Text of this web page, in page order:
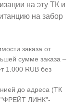
на эту ТК и
на забор
заказа от
сумме заказа –
1.000 RUB без
до адреса (ТК
"ФРЕЙТ ЛИНК"-